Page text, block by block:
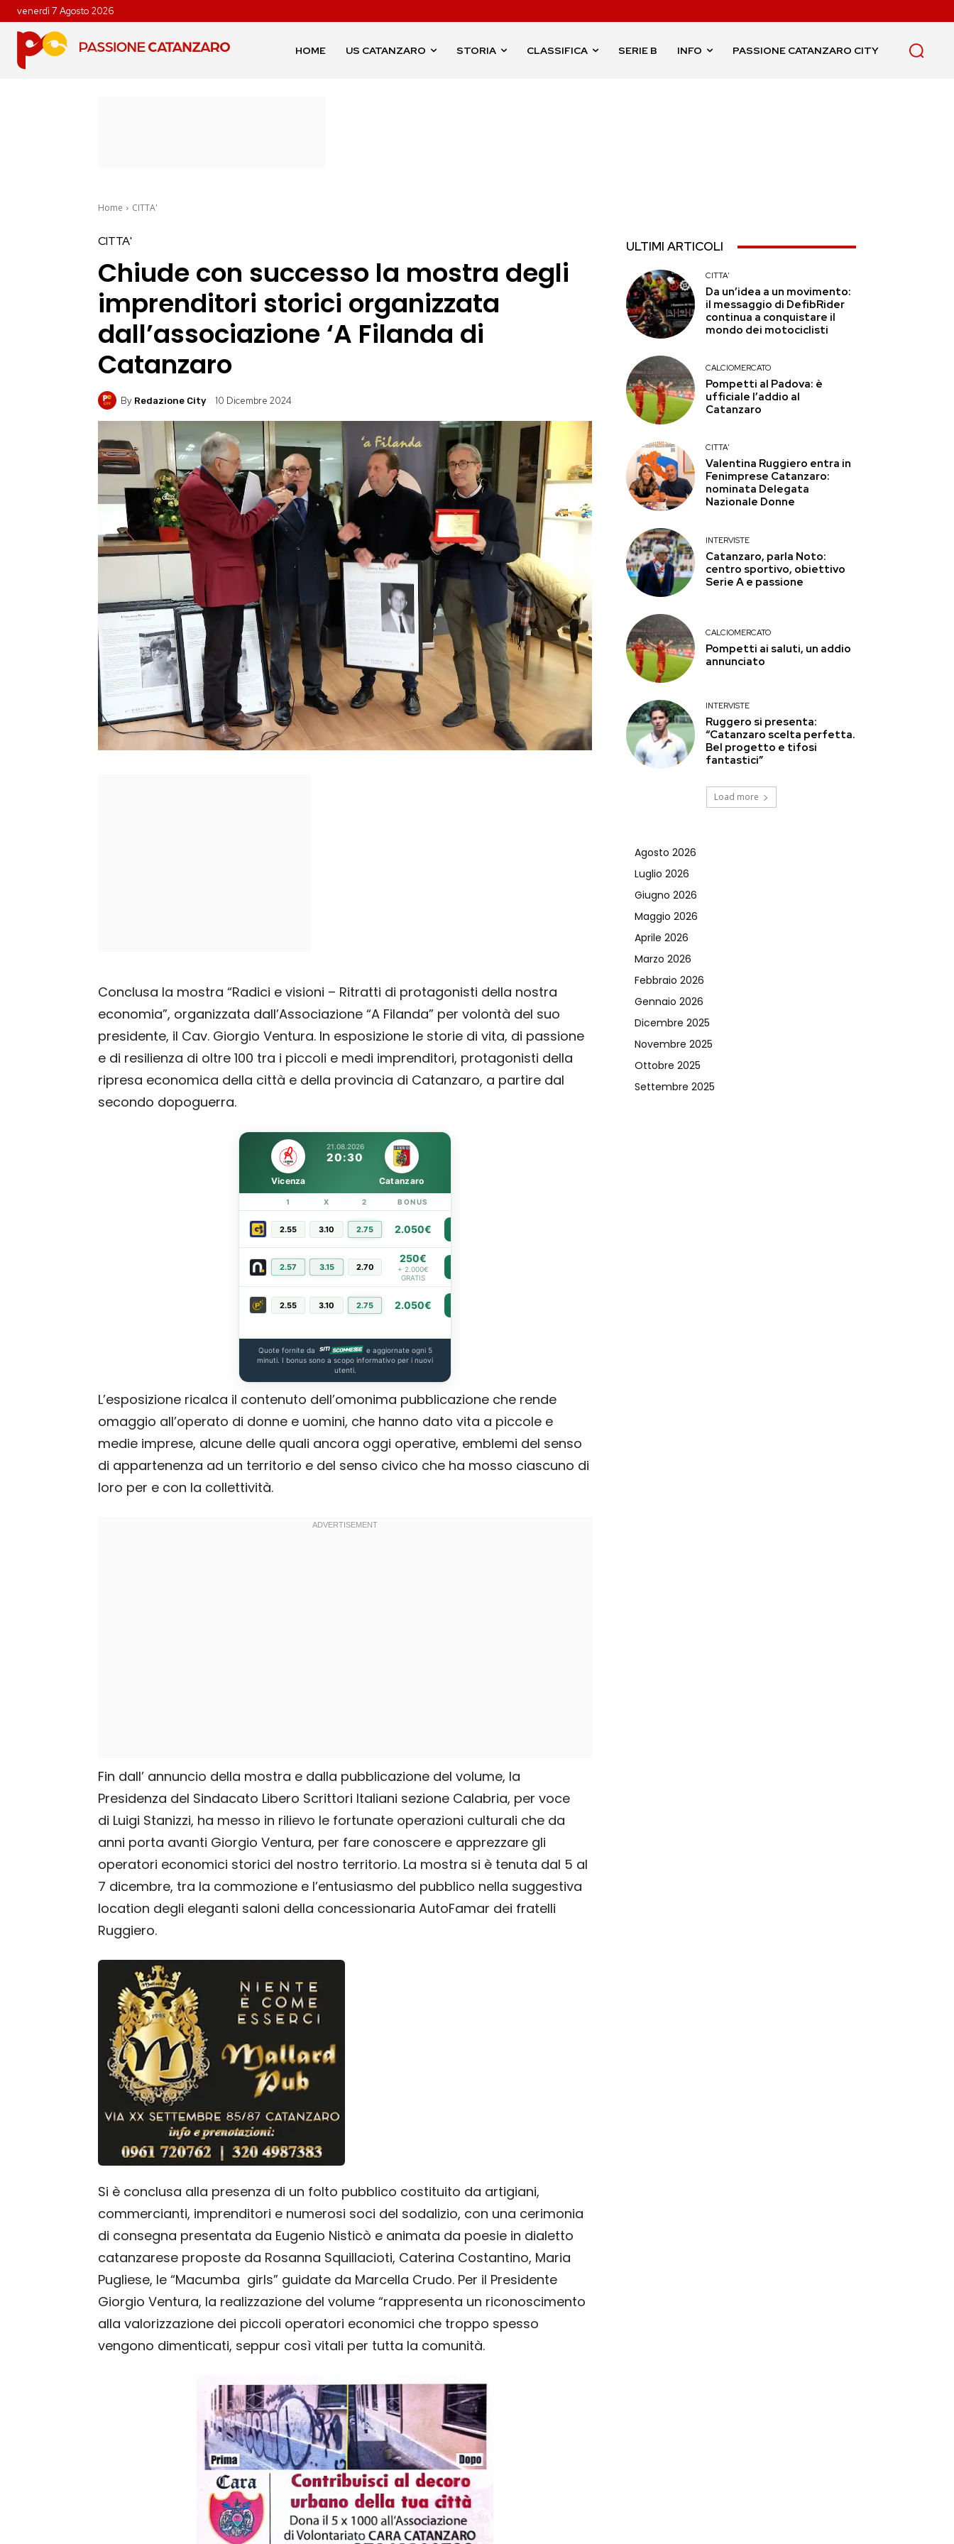
venerdì 7 Agosto 2026
HOME US CATANZARO STORIA CLASSIFICA SERIE B INFO PASSIONE CATANZARO CITY
Home CITTA'
CITTA'
Chiude con successo la mostra degli
imprenditori storici organizzata
dall’associazione ‘A Filanda di
Catanzaro
By Redazione City 10 Dicembre 2024
Conclusa la mostra “Radici e visioni – Ritratti di protagonisti della nostra
economia”, organizzata dall’Associazione “A Filanda” per volontà del suo
presidente, il Cav. Giorgio Ventura. In esposizione le storie di vita, di passione
e di resilienza di oltre 100 tra i piccoli e medi imprenditori, protagonisti della
ripresa economica della città e della provincia di Catanzaro, a partire dal
secondo dopoguerra.
21.08.2026
20:30
Vicenza Catanzaro
1 X 2 BONUS
2.55 3.10 2.75 2.050€
2.57 3.15 2.70
250€
+ 2.000€
GRATIS
2.55 3.10 2.75 2.050€
Quote fornite da
e aggiornate ogni 5
minuti. I bonus sono a scopo informativo per i nuovi
utenti.
L’esposizione ricalca il contenuto dell’omonima pubblicazione che rende
omaggio all’operato di donne e uomini, che hanno dato vita a piccole e
medie imprese, alcune delle quali ancora oggi operative, emblemi del senso
di appartenenza ad un territorio e del senso civico che ha mosso ciascuno di
loro per e con la collettività.
Fin dall’ annuncio della mostra e dalla pubblicazione del volume, la
Presidenza del Sindacato Libero Scrittori Italiani sezione Calabria, per voce
di Luigi Stanizzi, ha messo in rilievo le fortunate operazioni culturali che da
anni porta avanti Giorgio Ventura, per fare conoscere e apprezzare gli
operatori economici storici del nostro territorio. La mostra si è tenuta dal 5 al
7 dicembre, tra la commozione e l’entusiasmo del pubblico nella suggestiva
location degli eleganti saloni della concessionaria AutoFamar dei fratelli
Ruggiero.
Si è conclusa alla presenza di un folto pubblico costituito da artigiani,
commercianti, imprenditori e numerosi soci del sodalizio, con una cerimonia
di consegna presentata da Eugenio Nisticò e animata da poesie in dialetto
catanzarese proposte da Rosanna Squillacioti, Caterina Costantino, Maria
Pugliese, le “Macumba girls” guidate da Marcella Crudo. Per il Presidente
Giorgio Ventura, la realizzazione del volume “rappresenta un riconoscimento
alla valorizzazione dei piccoli operatori economici che troppo spesso
vengono dimenticati, seppur così vitali per tutta la comunità.
ULTIMI ARTICOLI
CITTA'
Da un’idea a un movimento:
il messaggio di DefibRider
continua a conquistare il
mondo dei motociclisti
CALCIOMERCATO
Pompetti al Padova: è
ufficiale l’addio al
Catanzaro
CITTA'
Valentina Ruggiero entra in
Fenimprese Catanzaro:
nominata Delegata
Nazionale Donne
INTERVISTE
Catanzaro, parla Noto:
centro sportivo, obiettivo
Serie A e passione
CALCIOMERCATO
Pompetti ai saluti, un addio
annunciato
INTERVISTE
Ruggero si presenta:
“Catanzaro scelta perfetta.
Bel progetto e tifosi
fantastici”
Load more
Agosto 2026
Luglio 2026
Giugno 2026
Maggio 2026
Aprile 2026
Marzo 2026
Febbraio 2026
Gennaio 2026
Dicembre 2025
Novembre 2025
Ottobre 2025
Settembre 2025